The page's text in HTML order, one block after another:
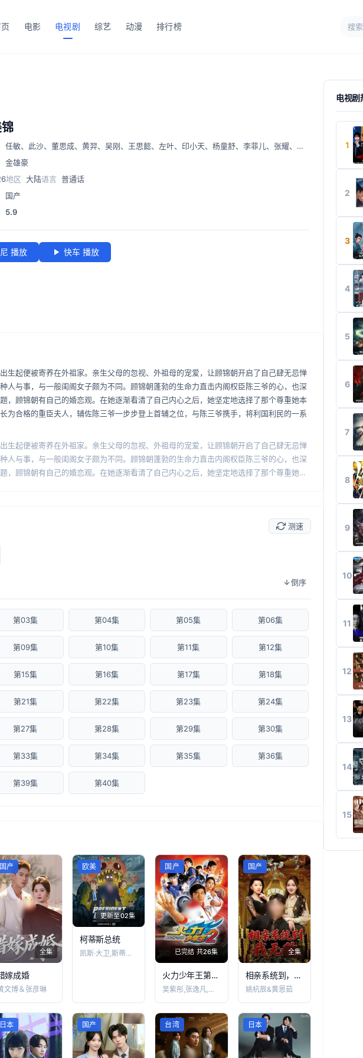
电影 电视剧 综艺 动漫 排行榜
任敏、 此沙、 董思成、 黄羿、 吴刚、 王思懿、 左叶、 印小天、 杨童舒、 李菲儿、 张耀、 黄日莹 、 杨
金雄豪
地区 大陆语言 普通话
国产
5.9
播放 快车 播放
生起便被寄养在外祖家。亲生父母的忽视、外祖母的宠爱，让顾锦朝开启了自己肆无忌惮
人与事，与一般闺阁女子颇为不同。顾锦朝蓬勃的生命力直击内阁权臣陈三爷的心，也深
，顾锦朝有自己的婚恋观。在她逐渐看清了自己内心之后，她坚定地选择了那个尊重她本
为合格的重臣夫人，辅佐陈三爷一步步登上首辅之位，与陈三爷携手，将利国利民的一系
生起便被寄养在外祖家。亲生父母的忽视、外祖母的宠爱，让顾锦朝开启了自己肆无忌惮
人与事，与一般闺阁女子颇为不同。顾锦朝蓬勃的生命力直击内阁权臣陈三爷的心，也深
，顾锦朝有自己的婚恋观。在她逐渐看清了自己内心之后，她坚定地选择了那个尊重她本
测速
倒序
第03集 第04集 第05集 第06集
第09集 第10集 第11集 第12集
第15集 第16集 第17集 第18集
第21集 第22集 第23集 第24集
第27集 第28集 第29集 第30集
第33集 第34集 第35集 第36集
第39集 第40集
国产
全集
嫁成婚
文博＆张彦琳
欧美
更新至02集
柯蒂斯总统
凯斯·大卫,斯蒂芬妮·比翠丝,吉姆·拉什
国产
已完结 共26集
火力少年王第二季
吴紫彤,张逸凡,陆梦馨
国产
全集
相亲系统到，我无敌
姚杭辰&黄恩茹
日本 国产 台湾 日本
电视剧
1
2
3
4
5
6
7
8
9
10
11
12
13
14
15